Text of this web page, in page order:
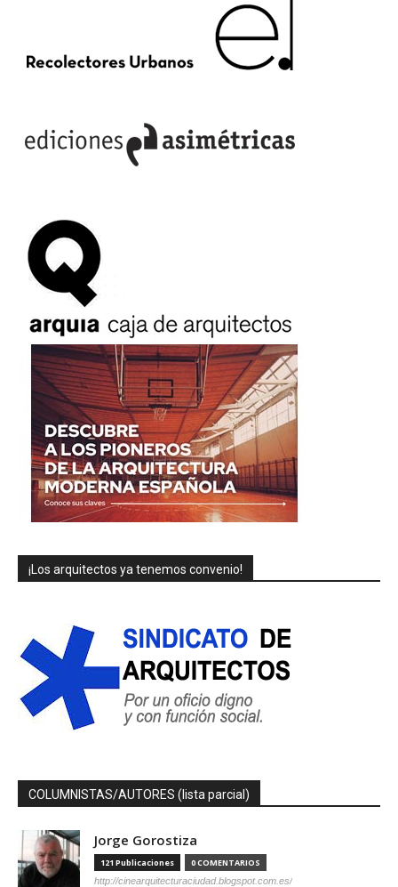
¡Los arquitectos ya tenemos convenio!
COLUMNISTAS/AUTORES (lista parcial)
Jorge Gorostiza
121 Publicaciones 0 COMENTARIOS
http://cinearquitecturaciudad.blogspot.com.es/